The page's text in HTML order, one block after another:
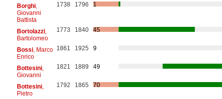
Borghi,
Giovanni
Battista
1738 1796 1
Bortolazzi,
Bartolomeo
1773 1840 45
Bossi, Marco
Enrico
1861 1925 9
Bottesini,
Giovanni
1821 1889 49
Bottesini,
Pietro
1792 1865 70